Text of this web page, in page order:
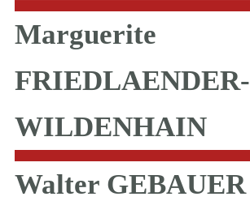
Marguerite
FRIEDLAENDER-
WILDENHAIN
Walter GEBAUER